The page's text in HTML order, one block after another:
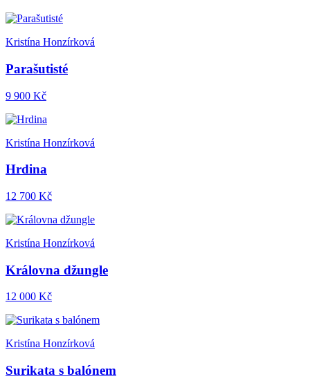
Kristína Honzírková
Parašutisté
9 900 Kč
Kristína Honzírková
Hrdina
12 700 Kč
Kristína Honzírková
Královna džungle
12 000 Kč
Kristína Honzírková
Surikata s balónem